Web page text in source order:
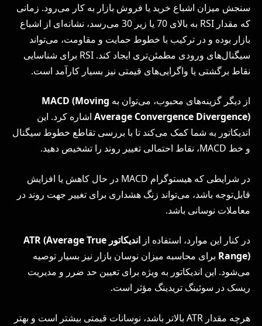
سنجش میزان اشباع خرید یا فروش بازار به کار می‌رود. زمانی
که مقدار RSI به بالای 70 یا زیر 30 می‌رسد، نشانه‌ای از اشباع
بازار بوده و در ترکیب با خطوط حمایت و مقاومت، می‌تواند
سیگنال‌های ورودی مطمئن‌تری ایجاد کند. RSI برای شناسایی
نقاط برگشتی یا واگرایی‌های قیمتی نیز بسیار کارآمد است.
از دیگر گزینه‌های محبوب، می‌توان به MACD (Moving
Average Convergence Divergence) اشاره کرد. این
اندیکاتور به شما کمک می‌کند تا با بررسی تقاطع خطوط سیگنال
و خط MACD، نقاط احتمالی تغییر روند را تشخیص دهید.
در شرایطی که هیستوگرام MACD در حال کاهش یا افزایش
قابل‌توجه باشد، می‌تواند زنگ هشداری برای تغییر جهت روند در
معاملات نوسانی باشد.
در کنار این موارد، استفاده از اندیکاتور ATR (Average True
Range) برای محاسبه میزان نوسان بازار نیز بسیار توصیه
می‌شود. این اندیکاتور به ویژه برای تعیین حد ضرر و مدیریت
ریسک در سوئینگ تریدینگ مؤثر است.
هرچه مقدار ATR بالاتر باشد، نوسانات قیمتی بیشتر است و بهتر